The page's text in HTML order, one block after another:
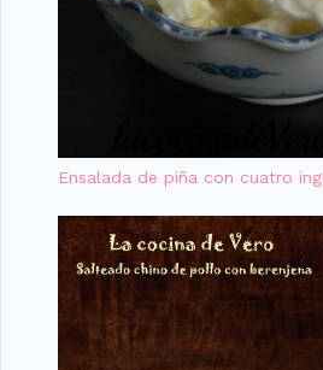
Ensalada de piña con cuatro